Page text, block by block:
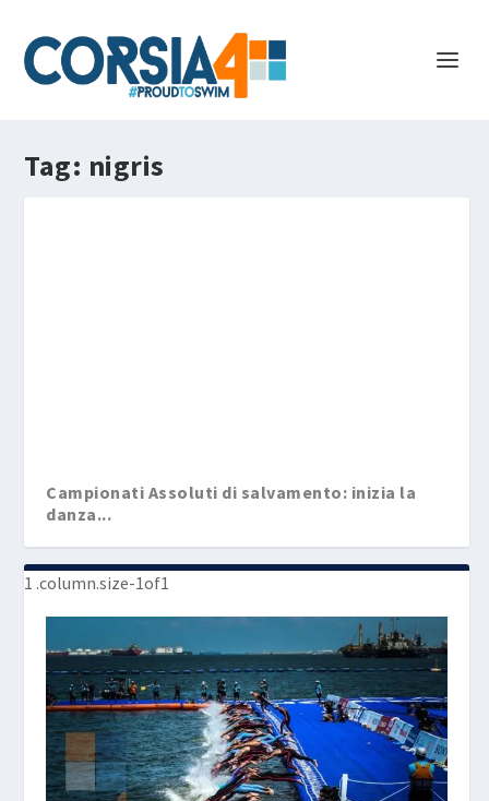
Tag: nigris
Campionati Assoluti di salvamento: inizia la
danza...